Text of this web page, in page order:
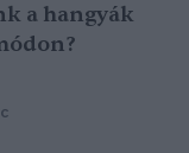
a hangyák